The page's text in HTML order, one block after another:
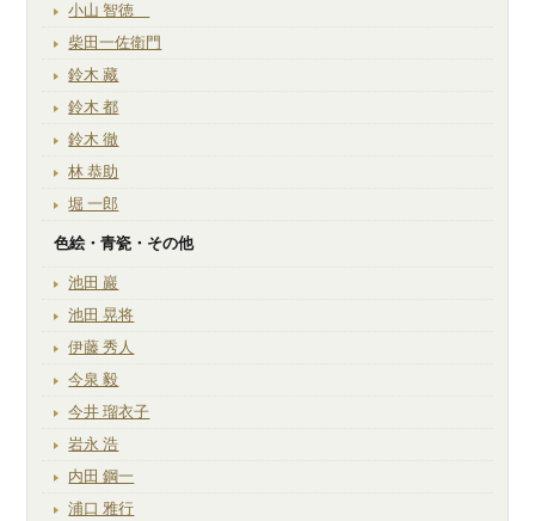
小山 智徳
柴田一佐衛門
鈴木 藏
鈴木 都
鈴木 徹
林 恭助
堀 一郎
色絵・青瓷・その他
池田 巖
池田 晃将
伊藤 秀人
今泉 毅
今井 瑠衣子
岩永 浩
内田 鋼一
浦口 雅行